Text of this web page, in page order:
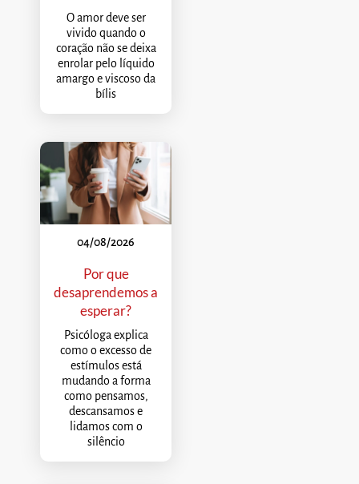
O amor deve ser
vivido quando o
coração não se deixa
enrolar pelo líquido
amargo e viscoso da
bílis
04/08/2026
Por que
desaprendemos a
esperar?
Psicóloga explica
como o excesso de
estímulos está
mudando a forma
como pensamos,
descansamos e
lidamos com o
silêncio